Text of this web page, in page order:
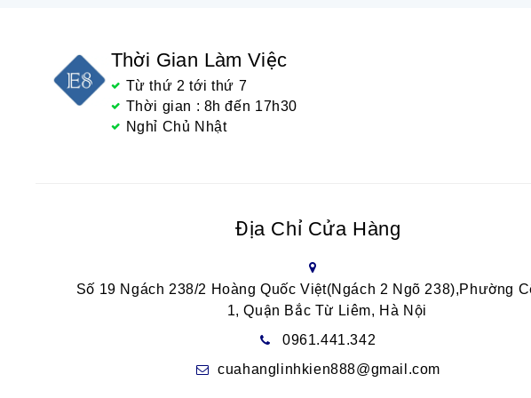
Thời Gian Làm Việc
Từ thứ 2 tới thứ 7
Thời gian : 8h đến 17h30
Nghỉ Chủ Nhật
Địa Chỉ Cửa Hàng
Số 19 Ngách 238/2 Hoàng Quốc Việt(Ngách 2 Ngõ 238),Phường
1, Quận Bắc Từ Liêm, Hà Nội
0961.441.342
cuahanglinhkien888@gmail.com